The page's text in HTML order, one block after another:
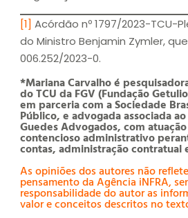
[1] Acórdão nº 1797/2023-TCU-
do Ministro Benjamin Zymler,
006.252/2023-0.
*Mariana Carvalho é
do TCU da FGV (Fundação
em parceria com a Sociedade
Público, e advogada associada
Guedes Advogados, com
contencioso administrativo
contas, administração contratual
As opiniões dos autores não
pensamento da Agência iNFRA,
responsabilidade do autor as
valor e conceitos descritos no